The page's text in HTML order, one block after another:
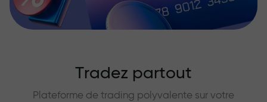
Tradez partout
Plateforme de trading polyvalente sur votre